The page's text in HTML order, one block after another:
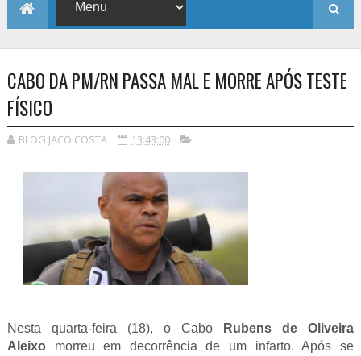
CABO DA PM/RN PASSA MAL E MORRE APÓS TESTE
FÍSICO
BLOG JACÓ COSTA 13:43:00
Nesta quarta-feira (18), o Cabo
Rubens de Oliveira
Aleixomorreu em decorrência de um infarto. Após se